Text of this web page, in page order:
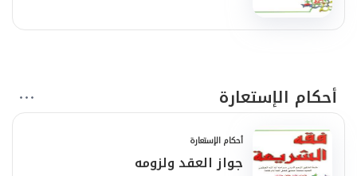
أحكام الإستعارة
أحكام الإستعارة
جواز العقد ولزومه